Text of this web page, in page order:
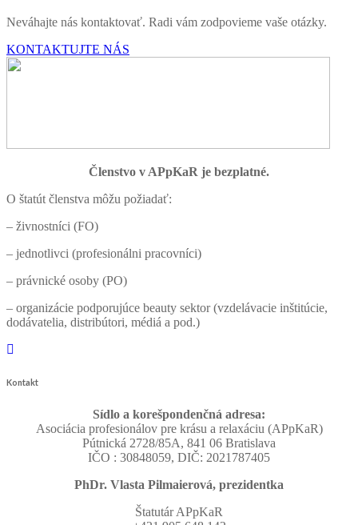
Neváhajte nás kontaktovať. Radi vám zodpovieme vaše otázky.
KONTAKTUJTE NÁS
Členstvo v APpKaR je bezplatné.
O štatút členstva môžu požiadať:
– živnostníci (FO)
– jednotlivci (profesionálni pracovníci)
– právnické osoby (PO)
– organizácie podporujúce beauty sektor (vzdelávacie inštitúcie,
dodávatelia, distribútori, médiá a pod.)
Kontakt
Sídlo a korešpondenčná adresa:
Asociácia profesionálov pre krásu a relaxáciu (APpKaR)
Pútnická 2728/85A, 841 06 Bratislava
IČO : 30848059, DIČ: 2021787405
PhDr. Vlasta Pilmaierová, prezidentka
Štatutár APpKaR